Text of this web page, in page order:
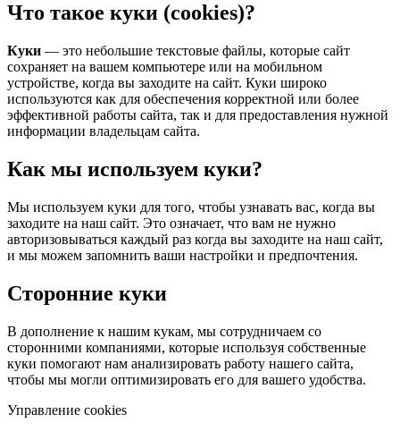
Что такое куки (cookies)?
Куки — это небольшие текстовые файлы, которые сайт
сохраняет на вашем компьютере или на мобильном
устройстве, когда вы заходите на сайт. Куки широко
используются как для обеспечения корректной или более
эффективной работы сайта, так и для предоставления нужной
информации владельцам сайта.
Как мы используем куки?
Мы используем куки для того, чтобы узнавать вас, когда вы
заходите на наш сайт. Это означает, что вам не нужно
авторизовываться каждый раз когда вы заходите на наш сайт,
и мы можем запомнить ваши настройки и предпочтения.
Сторонние куки
В дополнение к нашим кукам, мы сотрудничаем со
сторонними компаниями, которые используя собственные
куки помогают нам анализировать работу нашего сайта,
чтобы мы могли оптимизировать его для вашего удобства.
Управление cookies